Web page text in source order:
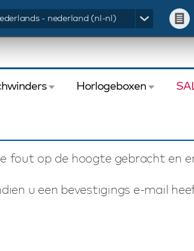
- nederland (nl-nl)
Horlogeboxen
fout op de hoogte gebracht en
u een bevestigings e-mail